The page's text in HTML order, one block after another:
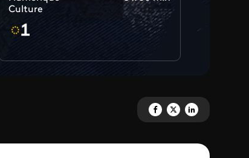
Culture
Partagez 'Qui était Olivier
Partagez 'Qui était
Partagez 'Qui était